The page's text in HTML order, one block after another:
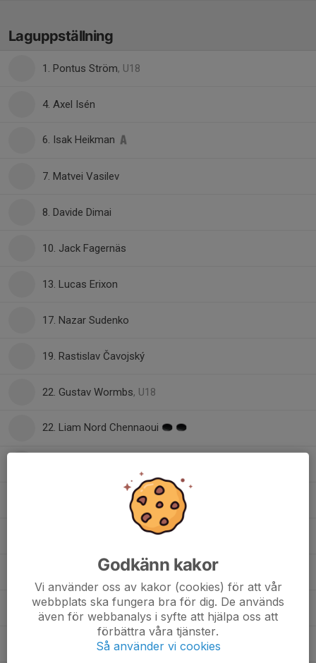
Laguppställning
1. Pontus Ström, U18
4. Axel Isén
6. Isak Heikman
7. Matvei Vasilev
8. Davide Dimai
10. Jack Fagernäs
13. Lucas Erixon
17. Nazar Sudenko
19. Rastislav Čavojský
22. Gustav Wormbs, U18
22. Liam Nord Chennaoui
29. Kristoffer Paulrud, U18
37. David Geschnabel, U18
42. Dominik Fiedor, U18
Godkänn kakor
Vi använder oss av kakor (cookies) för att vår
webbplats ska fungera bra för dig. De används
även för webbanalys i syfte att hjälpa oss att
förbättra våra tjänster.
Så använder vi cookies